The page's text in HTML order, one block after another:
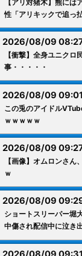
【アリ対猪木】熊に
性「アリキックで追っ
2026/08/09
【衝撃】全身ユニク
事・・・・・
2026/08/09 09:01
この兎のアイドル
ｗｗｗｗｗ
2026/08/09
【画像】オムロンさ
ｗ
2026/08/09
ショートスリーパー堀
中傷され配信中に泣き